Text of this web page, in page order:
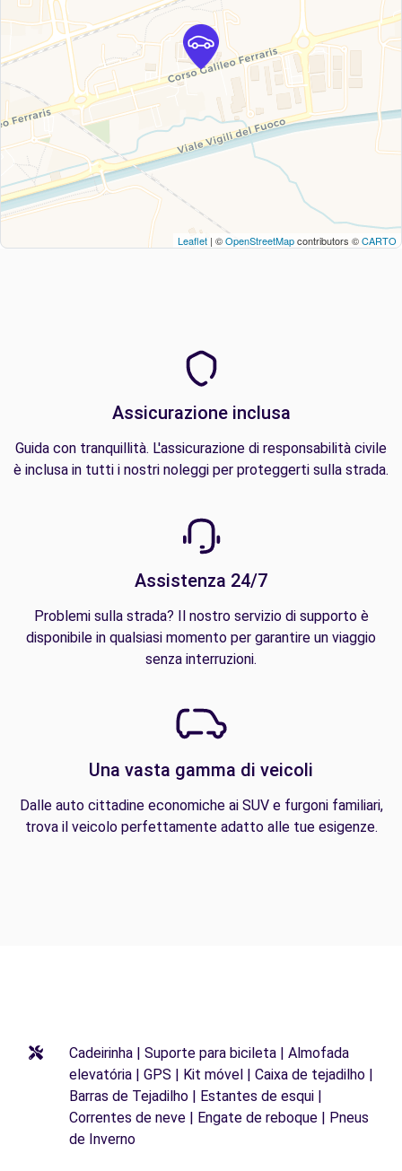
Leaflet | ©OpenStreetMapcontributors ©CARTO
Assicurazione inclusa
Guida con tranquillità. L'assicurazione di responsabilità civile
è inclusa in tutti i nostri noleggi per proteggerti sulla strada.
Assistenza 24/7
Problemi sulla strada? Il nostro servizio di supporto è
disponibile in qualsiasi momento per garantire un viaggio
senza interruzioni.
Una vasta gamma di veicoli
Dalle auto cittadine economiche ai SUV e furgoni familiari,
trova il veicolo perfettamente adatto alle tue esigenze.
Cadeirinha | Suporte para bicileta | Almofada
elevatória | GPS | Kit móvel | Caixa de tejadilho |
Barras de Tejadilho | Estantes de esqui |
Correntes de neve | Engate de reboque | Pneus
de Inverno